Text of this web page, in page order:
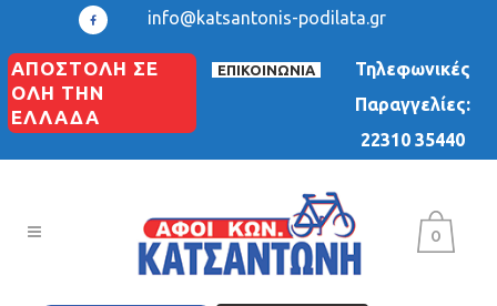
info@katsantonis-podilata.gr
ΑΠΟΣΤΟΛΗ ΣΕ
ΟΛΗ ΤΗΝ
ΕΛΛΑΔΑ
ΕΠΙΚΟΙΝΩΝΙΑ
Τηλεφωνικές
Παραγγελίες:
22310 35440
0